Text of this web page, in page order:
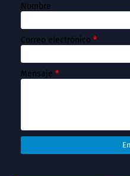
Nombre
Correo electrónico *
Mensaje *